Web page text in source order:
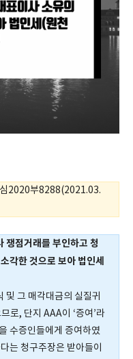
2020부8288(2021.03.
쟁점거래를 부인하고 청
각한 것으로 보아 법인세
및 그 매각대금의 실질귀
로, 단지 AAA이 ‘증여’라
수증인들에게 증여하였
는 청구주장은 받아들이